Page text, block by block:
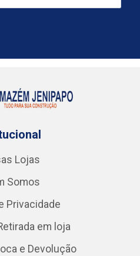
Lojas
Somos
Privacidade
em loja
e Devolução